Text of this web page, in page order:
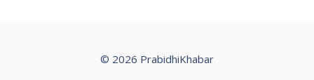
© 2026 PrabidhiKhabar